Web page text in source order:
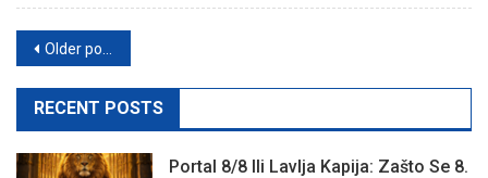
Posts
navigation
Older posts
RECENT POSTS
Portal 8/8 Ili Lavlja Kapija: Zašto Se 8.